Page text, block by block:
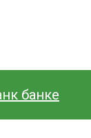
банке